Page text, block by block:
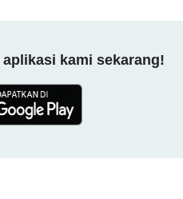
kami sekarang!